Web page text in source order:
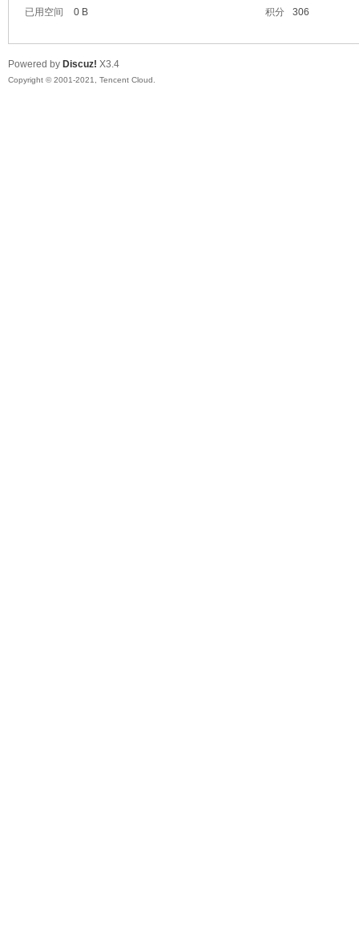
窝
已用空间
0 B 积分 306
Powered by Discuz! X3.4
Copyright © 2001-2021, Tencent Cloud.